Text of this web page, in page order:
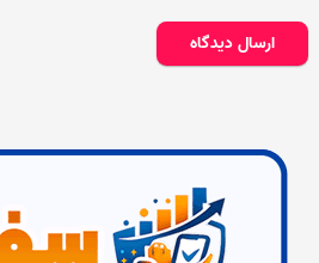
ارسال دیدگاه